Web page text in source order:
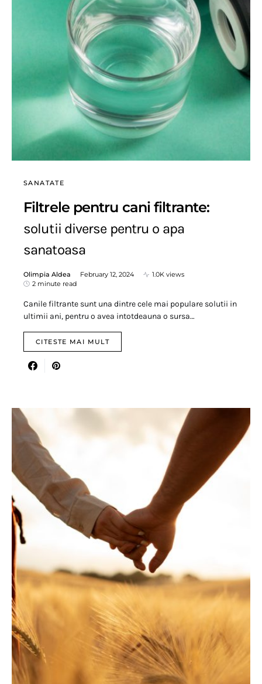
SANATATE
Filtrele pentru cani filtrante:
solutii diverse pentru o apa
sanatoasa
Olimpia Aldea February 12, 2024
1.0K views
2 minute read
Canile filtrante sunt una dintre cele mai populare solutii in
ultimii ani, pentru o avea intotdeauna o sursa…
CITESTE MAI MULT